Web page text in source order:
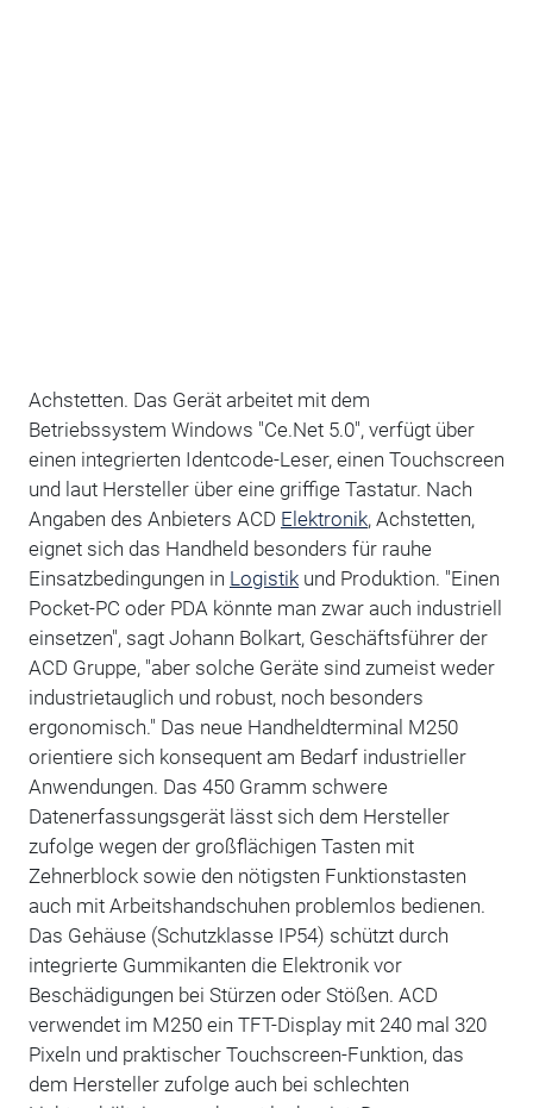
Achstetten. Das Gerät arbeitet mit dem
Betriebssystem Windows "Ce.Net 5.0", verfügt über
einen integrierten Identcode-Leser, einen Touchscreen
und laut Hersteller über eine griffige Tastatur. Nach
Angaben des Anbieters ACD Elektronik, Achstetten,
eignet sich das Handheld besonders für rauhe
Einsatzbedingungen in Logistikund Produktion. "Einen
Pocket-PC oder PDA könnte man zwar auch industriell
einsetzen", sagt Johann Bolkart, Geschäftsführer der
ACD Gruppe, "aber solche Geräte sind zumeist weder
industrietauglich und robust, noch besonders
ergonomisch." Das neue Handheldterminal M250
orientiere sich konsequent am Bedarf industrieller
Anwendungen. Das 450 Gramm schwere
Datenerfassungsgerät lässt sich dem Hersteller
zufolge wegen der großflächigen Tasten mit
Zehnerblock sowie den nötigsten Funktionstasten
auch mit Arbeitshandschuhen problemlos bedienen.
Das Gehäuse (Schutzklasse IP54) schützt durch
integrierte Gummikanten die Elektronik vor
Beschädigungen bei Stürzen oder Stößen. ACD
verwendet im M250 ein TFT-Display mit 240 mal 320
Pixeln und praktischer Touchscreen-Funktion, das
dem Hersteller zufolge auch bei schlechten